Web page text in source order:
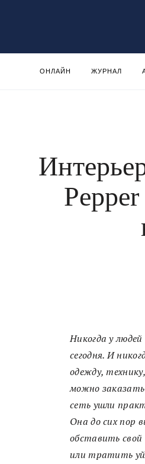
ОНЛАЙН ЖУРНАЛ
Никогда у
сегодня. И
одежду,
можно заказать
сеть ушли
Она до сих пор
обставить свой
или тратить